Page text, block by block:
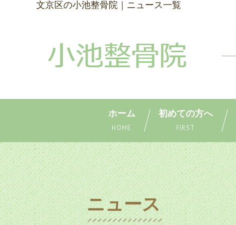
文京区の小池整骨院｜ニュース一覧
ホーム
HOME
初めての方へ
FIRST
ニュース